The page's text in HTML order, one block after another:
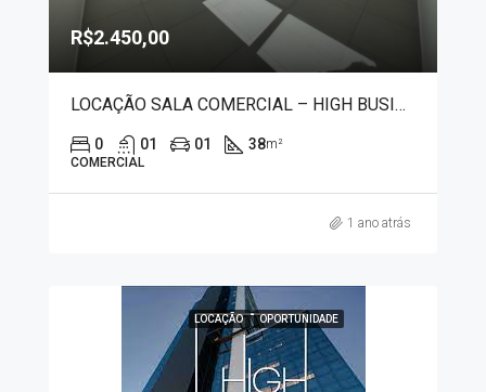
R$2.450,00
LOCAÇÃO SALA COMERCIAL – HIGH BUSINESS 8380
0 01 01 38m²
COMERCIAL
1 ano atrás
LOCAÇÃO OPORTUNIDADE